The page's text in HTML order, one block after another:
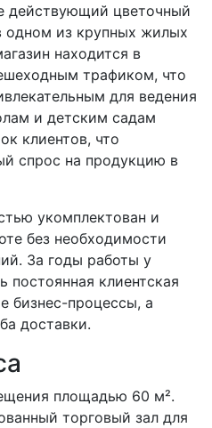
действующий цветочный
одном из крупных жилых
находится в
трафиком, что
для ведения
и детским садам
клиентов, что
спрос на продукцию в
укомплектован и
без необходимости
За годы работы у
постоянная клиентская
бизнес-процессы, а
доставки.
площадью 60 м².
торговый зал для